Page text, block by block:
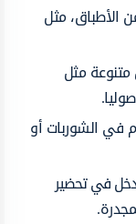
الأطباق، مثل
مثل
في الشوربات أو
في تحضير